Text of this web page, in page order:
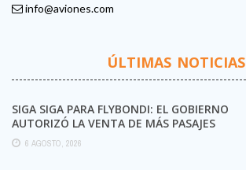
info@aviones.com
ÚLTIMAS NOTICIAS
SIGA SIGA PARA FLYBONDI: EL GOBIERNO
AUTORIZÓ LA VENTA DE MÁS PASAJES
6 AGOSTO, 2026